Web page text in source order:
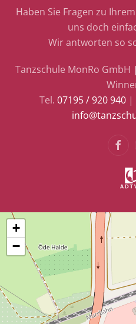
Haben Sie Fragen zu
uns doch
Wir antworten so
Tanzschule MonRo
Tel. 07195 / 920 940 |
+
−